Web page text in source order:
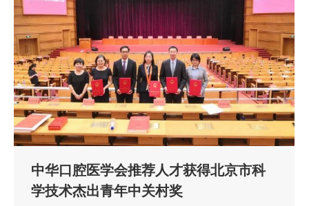
中华口腔医学会推荐人才获得北京市科
学技术杰出青年中关村奖